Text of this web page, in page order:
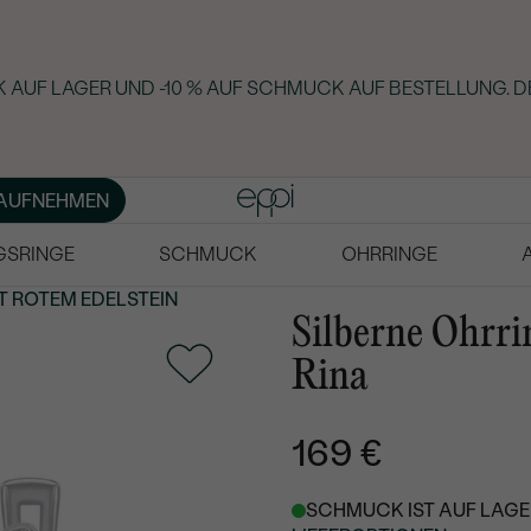
LAGER UND -10 % AUF SCHMUCK AUF BESTELLUNG.
SCHMUCK OHRRINGE
ROTEM EDELSTEIN
Silberne
Rina
169 €
SCHMUCK IST AUF